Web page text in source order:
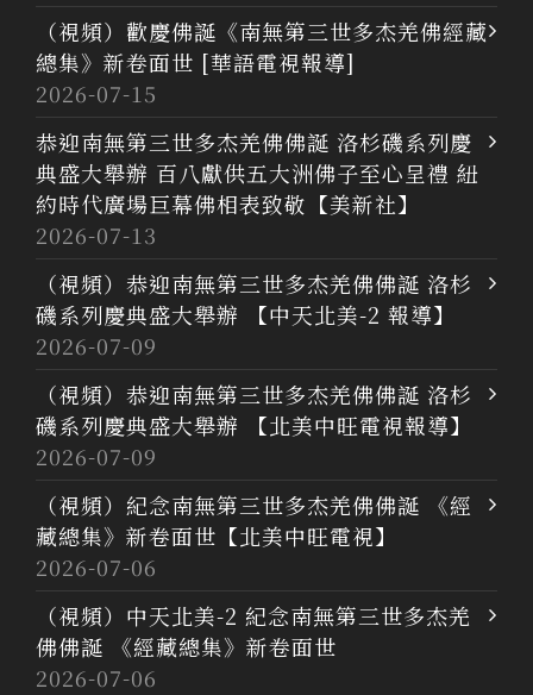
（視頻）歡慶佛誕《南無第三世多杰羌佛經藏
總集》新卷面世 [華語電視報導]
2026-07-15
恭迎南無第三世多杰羌佛佛誕 洛杉磯系列慶
典盛大舉辦 百八獻供五大洲佛子至心呈禮 紐
約時代廣場巨幕佛相表致敬【美新社】
2026-07-13
（視頻）恭迎南無第三世多杰羌佛佛誕 洛杉
磯系列慶典盛大舉辦 【中天北美-2 報導】
2026-07-09
（視頻）恭迎南無第三世多杰羌佛佛誕 洛杉
磯系列慶典盛大舉辦 【北美中旺電視報導】
2026-07-09
（視頻）紀念南無第三世多杰羌佛佛誕 《經
藏總集》新卷面世【北美中旺電視】
2026-07-06
（視頻）中天北美-2 紀念南無第三世多杰羌
佛佛誕 《經藏總集》新卷面世
2026-07-06